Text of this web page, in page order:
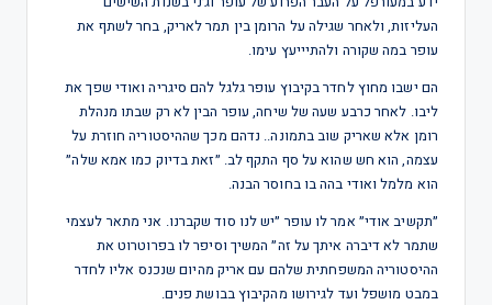
העליזות, ולאחר שגילה על הרומן בין תמר לאריק, בחר לשתף את
עופר במה שקורה ולהתיייעץ עימו.
הם ישבו מחוץ לחדר בקיבוץ עופר גלגל להם סיגריה ואודי שפך את
ליבו. לאחר כרבע שעה של שיחה, עופר הבין לא רק שבתו מנהלת
רומן אלא שאריק שוב בתמונה.. נדהם מכך שההיסטוריה חוזרת על
עצמה, הוא חש שהוא על סף התקף לב. ״זאת בדיוק כמו אמא שלה״
הוא מלמל ואודי בהה בו בחוסר הבנה.
״תקשיב אודי״ אמר לו עופר ״יש לנו סוד שקברנו. אני מתאר לעצמי
שתמר לא דיברה איתך על זה״ המשיך וסיפר לו בפרוטרוט את
ההיסטוריה המשפחתית שלהם עם אריק מהיום שנכנס אליו לחדר
במבט מושפל ועד לגירושו מהקיבוץ בבושת פנים.